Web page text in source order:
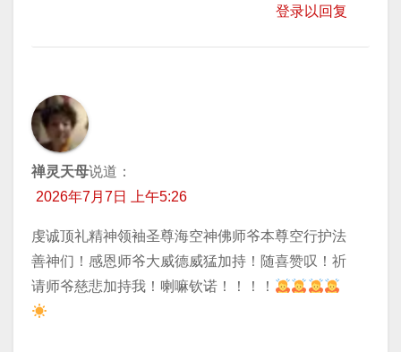
登录以回复
禅灵天母说道：
2026年7月7日 上午5:26
虔诚顶礼精神领袖圣尊海空神佛师爷本尊空行护法
善神们！感恩师爷大威德威猛加持！随喜赞叹！祈
请师爷慈悲加持我！喇嘛钦诺！！！！